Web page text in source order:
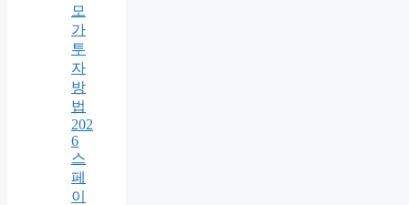
모
가
투
자
방
법
202
6
스
페
이